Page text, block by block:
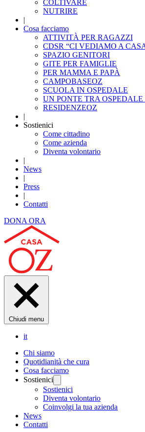
COLTIVARE
NUTRIRE
|
Cosa facciamo
ATTIVITÀ PER RAGAZZI
CDSR “CI VEDIAMO A
SPAZIO GENITORI
GITE PER FAMIGLIE
PER MAMMA E PAPÀ
CAMPOBASEOZ
SCUOLA IN OSPEDALE
UN PONTE TRA
RESIDENZEOZ
|
Sostienici
Come cittadino
Come azienda
Diventa volontario
|
News
|
Press
|
Contatti
DONA ORA
Chiudi menu
it
Chi siamo
Quotidianità che cura
Cosa facciamo
Sostienici
Sostienici
Diventa volontario
Coinvolgi la tua azienda
News
Contatti